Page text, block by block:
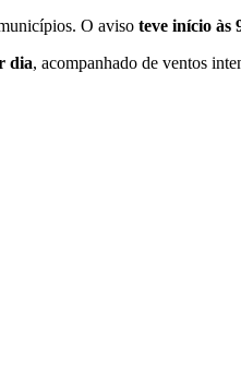
O aviso teve início às
dia, acompanhado de ventos